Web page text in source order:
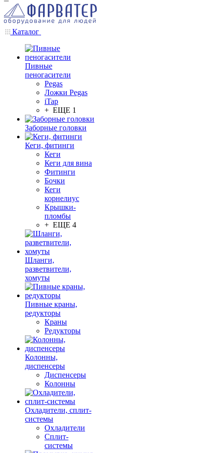
Каталог
Пивные
пеногасители
Pegas
Ложки Pegas
iTap
+ ЕЩЕ 1
Заборные головки
Кеги, фитинги
Кеги
Кеги для вина
Фитинги
Бочки
Кеги
корнелиус
Крышки-
пломбы
+ ЕЩЕ 4
Шланги,
разветвители,
хомуты
Пивные краны,
редукторы
Краны
Редукторы
Колонны,
диспенсеры
Диспенсеры
Колонны
Охладители, сплит-
системы
Охладители
Сплит-
системы